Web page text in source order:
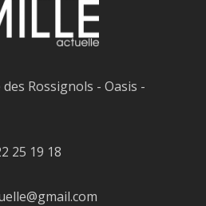
des Rossignols - Oasis -
25 19 18